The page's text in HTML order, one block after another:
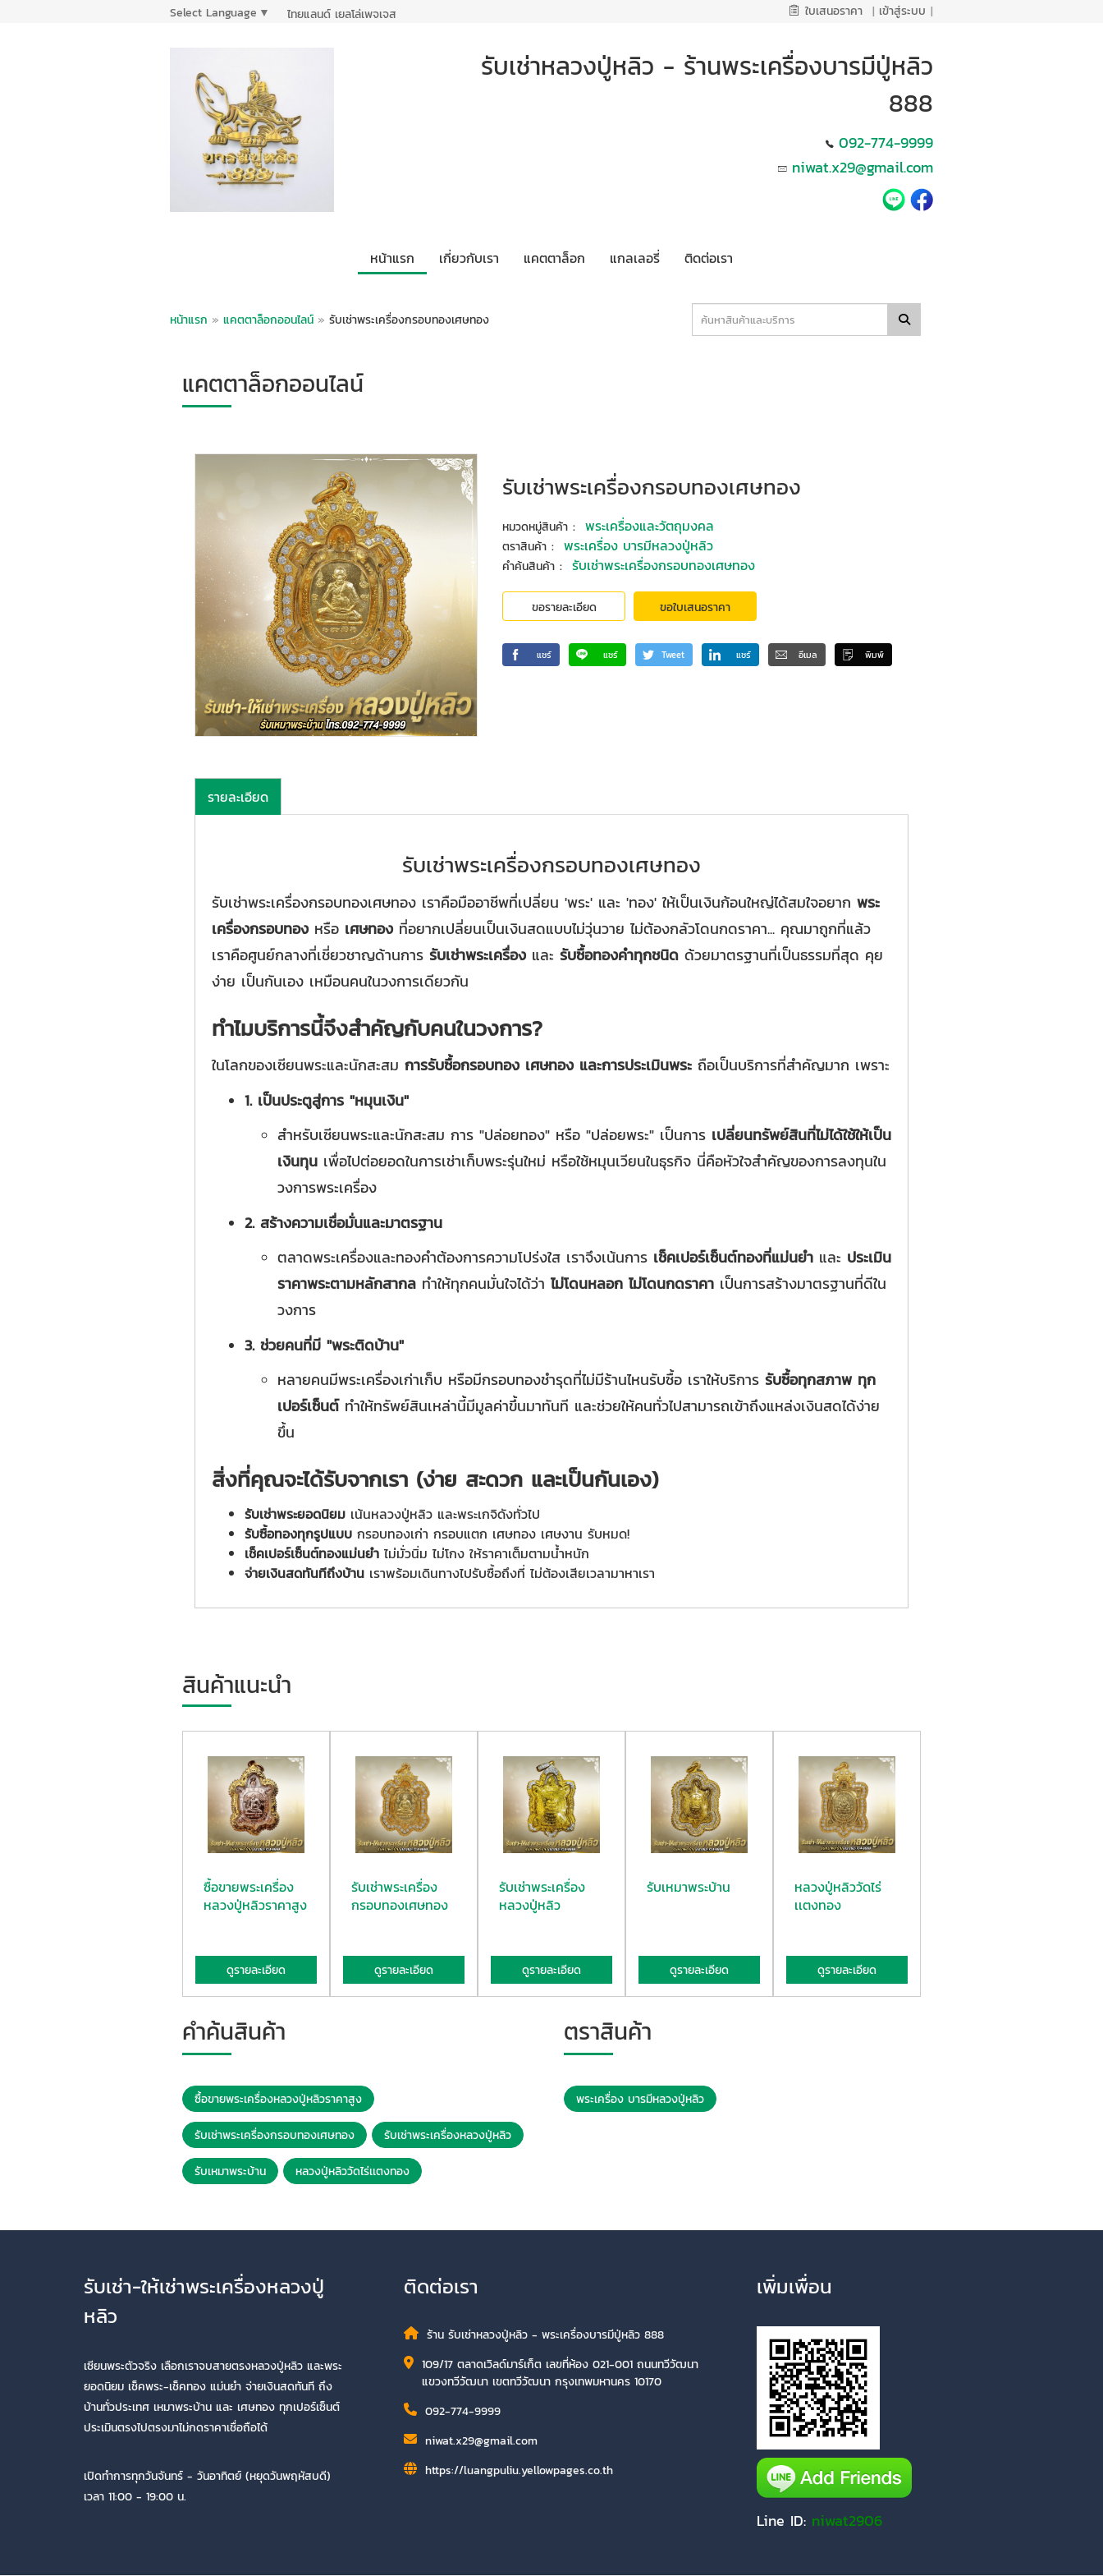
Select Language ▼ ไทยแลนด์ เยลโล่เพจเจส ใบเสนอราคา | เข้าสู่ระบบ |
รับเช่าหลวงปู่หลิว - ร้านพระเครื่องบารมีปู่หลิว
888
092-774-9999
niwat.x29@gmail.com
หน้าแรก เกี่ยวกับเรา แคตตาล็อก แกลเลอรี่ ติดต่อเรา
หน้าแรก » แคตตาล็อกออนไลน์ » รับเช่าพระเครื่องกรอบทองเศษทอง
แคตตาล็อกออนไลน์
รับเช่าพระเครื่องกรอบทองเศษทอง
หมวดหมู่สินค้า : พระเครื่องและวัตถุมงคล
ตราสินค้า : พระเครื่อง บารมีหลวงปู่หลิว
คำค้นสินค้า : รับเช่าพระเครื่องกรอบทองเศษทอง
ขอรายละเอียด ขอใบเสนอราคา
แชร์ แชร์ Tweet แชร์ อีเมล พิมพ์
รายละเอียด
รับเช่าพระเครื่องกรอบทองเศษทอง
รับเช่าพระเครื่องกรอบทองเศษทอง เราคือมืออาชีพที่เปลี่ยน 'พระ' และ 'ทอง' ให้เป็นเงินก้อนใหญ่ได้สมใจอยาก พระ
เครื่องกรอบทอง หรือ เศษทอง ที่อยากเปลี่ยนเป็นเงินสดแบบไม่วุ่นวาย ไม่ต้องกลัวโดนกดราคา... คุณมาถูกที่แล้ว
เราคือศูนย์กลางที่เชี่ยวชาญด้านการ รับเช่าพระเครื่อง และ รับซื้อทองคำทุกชนิด ด้วยมาตรฐานที่เป็นธรรมที่สุด คุย
ง่าย เป็นกันเอง เหมือนคนในวงการเดียวกัน
ทำไมบริการนี้จึงสำคัญกับคนในวงการ?
ในโลกของเซียนพระและนักสะสม การรับซื้อกรอบทอง เศษทอง และการประเมินพระ ถือเป็นบริการที่สำคัญมาก เพราะ
1. เป็นประตูสู่การ "หมุนเงิน"
สำหรับเซียนพระและนักสะสม การ "ปล่อยทอง" หรือ "ปล่อยพระ" เป็นการ เปลี่ยนทรัพย์สินที่ไม่ได้ใช้ให้เป็น
เงินทุน เพื่อไปต่อยอดในการเช่าเก็บพระรุ่นใหม่ หรือใช้หมุนเวียนในธุรกิจ นี่คือหัวใจสำคัญของการลงทุนใน
วงการพระเครื่อง
2. สร้างความเชื่อมั่นและมาตรฐาน
ตลาดพระเครื่องและทองคำต้องการความโปร่งใส เราจึงเน้นการ เช็คเปอร์เซ็นต์ทองที่แม่นยำ และ ประเมิน
ราคาพระตามหลักสากล ทำให้ทุกคนมั่นใจได้ว่า ไม่โดนหลอก ไม่โดนกดราคา เป็นการสร้างมาตรฐานที่ดีใน
วงการ
3. ช่วยคนที่มี "พระติดบ้าน"
หลายคนมีพระเครื่องเก่าเก็บ หรือมีกรอบทองชำรุดที่ไม่มีร้านไหนรับซื้อ เราให้บริการ รับซื้อทุกสภาพ ทุก
เปอร์เซ็นต์ทำให้ทรัพย์สินเหล่านี้มีมูลค่าขึ้นมาทันที และช่วยให้คนทั่วไปสามารถเข้าถึงแหล่งเงินสดได้ง่าย
ขึ้น
สิ่งที่คุณจะได้รับจากเรา (ง่าย สะดวก และเป็นกันเอง)
รับเช่าพระยอดนิยม เน้นหลวงปู่หลิว และพระเกจิดังทั่วไป
รับซื้อทองทุกรูปแบบ กรอบทองเก่า กรอบแตก เศษทอง เศษงาน รับหมด!
เช็คเปอร์เซ็นต์ทองแม่นยำ ไม่มั่วนิ่ม ไม่โกง ให้ราคาเต็มตามน้ำหนัก
จ่ายเงินสดทันทีถึงบ้าน เราพร้อมเดินทางไปรับซื้อถึงที่ ไม่ต้องเสียเวลามาหาเรา
สินค้าแนะนำ
ซื้อขายพระเครื่อง
หลวงปู่หลิวราคาสูง
ดูรายละเอียด
รับเช่าพระเครื่อง
กรอบทองเศษทอง
ดูรายละเอียด
รับเช่าพระเครื่อง
หลวงปู่หลิว
ดูรายละเอียด
รับเหมาพระบ้าน
ดูรายละเอียด
หลวงปู่หลิววัดไร่
เเตงทอง
ดูรายละเอียด
คำค้นสินค้า
ซื้อขายพระเครื่องหลวงปู่หลิวราคาสูง
รับเช่าพระเครื่องกรอบทองเศษทอง รับเช่าพระเครื่องหลวงปู่หลิว
รับเหมาพระบ้าน หลวงปู่หลิววัดไร่เเตงทอง
ตราสินค้า
พระเครื่อง บารมีหลวงปู่หลิว
รับเช่า-ให้เช่าพระเครื่องหลวงปู่
หลิว
เซียนพระตัวจริง เลือกเราจบสายตรงหลวงปู่หลิว และพระ
ยอดนิยม เช็คพระ-เช็คทอง แม่นยำ จ่ายเงินสดทันที ถึง
บ้านทั่วประเทศ เหมาพระบ้าน และ เศษทอง ทุกเปอร์เซ็นต์
ประเมินตรงไปตรงมาไม่กดราคาเชื่อถือได้
เปิดทำการทุกวันจันทร์ - วันอาทิตย์ (หยุดวันพฤหัสบดี)
เวลา 11:00 - 19:00 น.
ติดต่อเรา
ร้าน รับเช่าหลวงปู่หลิว - พระเครื่องบารมีปู่หลิว 888
109/17 ตลาดเวิลด์มาร์เก็ต เลขที่ห้อง 021-001 ถนนทวีวัฒนา
แขวงทวีวัฒนา เขตทวีวัฒนา กรุงเทพมหานคร 10170
092-774-9999
niwat.x29@gmail.com
https://luangpuliu.yellowpages.co.th
เพิ่มเพื่อน
Line ID: niwat2906